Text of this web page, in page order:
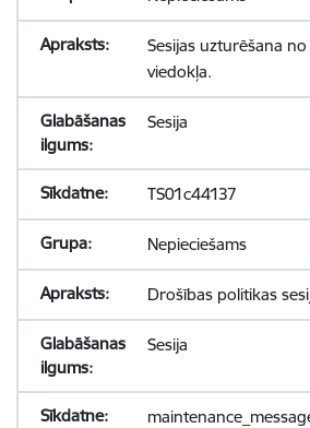
Sesijas uzturēšana
viedokļa.
Sesija
TS01c44137
Nepieciešams
Drošības politikas
Sesija